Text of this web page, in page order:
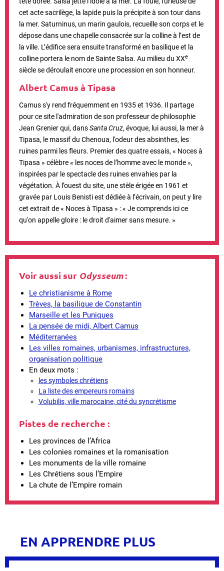
cet acte sacrilège, la lapide puis la précipite à son tour dans
la mer. Saturninus, un marin gaulois, recueille son corps et le
dépose dans une chapelle consacrée sur la colline à l’est de
la ville. L’édifice sera ensuite transformé en basilique et la
colline portera le nom de Sainte Salsa. Au milieu du XXe
siècle se déroulait encore une procession en son honneur.
Albert Camus à Tipasa
Camus s'y rend fréquemment en 1935 et 1936. Il partage
pour ce site l'admiration de son professeur de philosophie
Jean Grenier qui, dansSanta Cruz, évoque, lui aussi, la mer à
Tipasa, le massif du Chenoua, l'odeur des absinthes, les
ruines parmi les fleurs. Premier des quatre essais, « Noces à
Tipasa » célèbre « les noces de l’homme avec le monde »,
inspirées par le spectacle des ruines envahies par la
végétation. À l’ouest du site, une stèle érigée en 1961 et
gravée par Louis Benisti est dédiée à l’écrivain, on peut y lire
cet extrait de « Noces à Tipasa » : « Je comprends ici ce
qu'on appelle gloire : le droit d'aimer sans mesure. »
Voir aussi sur Odysseum :
Le christianisme à Rome
Trèves, la basilique de Constantin
Marseille et les Puniques
La pensée de midi, Albert Camus
Méditerranées
Les villes romaines, urbanismes, infrastructures,
organisation politique
En deux mots :
les symboles chrétiens
La liste des empereurs romains
Volubilis, ville marocaine, cité du syncrétisme
Pistes de recherche :
Les provinces de l’Africa
Les colonies romaines et la romanisation
Les monuments de la ville romaine
Les Chrétiens sous l’Empire
La chute de l’Empire romain
EN APPRENDRE PLUS